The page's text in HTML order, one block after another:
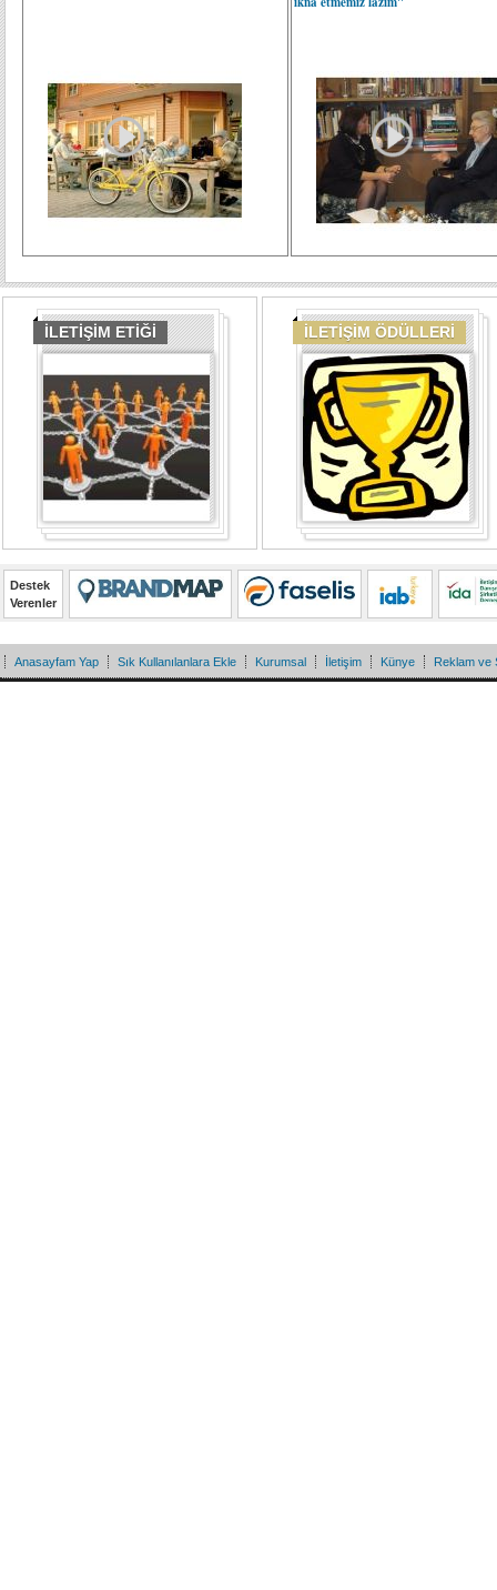
İLETİŞİM ETİĞİ İLETİŞİM ÖDÜLLERİ
Destek
Verenler
Anasayfam Yap Sık Kullanılanlara Ekle Kurumsal İletişim Künye Reklam ve